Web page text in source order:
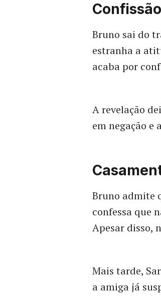
Bruno sai do
estranha a
acaba por
A revelação
em negação e
Bruno admite
confessa que
Apesar disso,
Mais tarde,
a amiga já